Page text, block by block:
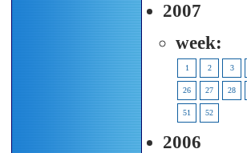
2007
week:
1 2 3
26 27 28
51 52
2006